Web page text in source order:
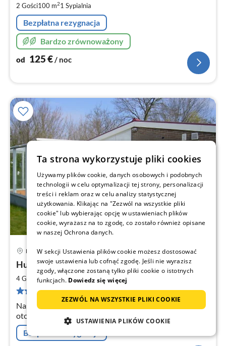
2 Gości100 m21 Sypialnia
Bezpłatna rezygnacja
Bardzo zrównoważony
od 125€/ noc
Kamperland
Huis
4 Gości65 m 3Sypialnie
7 recenzji
Nasz domek - położony w parku Rancho Grande, w
otoczeniu łąk i grobli, a przylegające do jeziora Veer -
idealnym miejscem dla spacerowiczów, rowerzystów i
miłośników wodnych.
Bezpłatna rezygnacja
Ta strona wykorzystuje pliki cookies
Używamy plików cookie, danych osobowych i podobnych
technologii w celu optymalizacji tej strony, personalizacji
treści i reklam oraz w celu analizy statystycznej
użytkowania. Klikając na "Zezwól na wszystkie pliki
cookie" lub wybierając opcję w ustawieniach plików
cookie, wyrażasz na to zgodę, co zostało również opisane
w naszej Ochrona danych.
W sekcji Ustawienia plików cookie możesz dostosować
swoje ustawienia lub cofnąć zgodę. Jeśli nie wyrazisz
zgody, włączone zostaną tylko pliki cookie o istotnych
funkcjach. Dowiedz się więcej
ZEZWÓL NA WSZYSTKIE PLIKI COOKIE
USTAWIENIA PLIKÓW COOKIE